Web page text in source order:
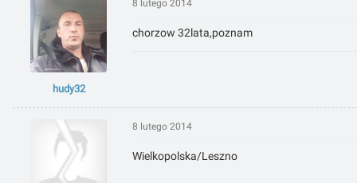
hudy32
8 lutego 2014
chorzow 32lata,poznam
8 lutego 2014
Wielkopolska/Leszno